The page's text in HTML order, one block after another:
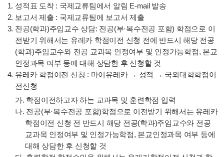
성적표 도착 : 국제교류팀에서 알림 E-mail 발송
보고서 제출 : 국제교류팀에 보고서 제출
전공(학과)주임교수 상담: 전공(부·복수전공 포함) 학점으로 이
전받기 위해서는 유레카 학점이전 신청 전에 반드시 해당 전공
(학과)주임교수와 전공 교과목 인정여부 및 인정가능학점, 본교
인정과목 여부 등에 대해 상담한 후 신청할 것
유레카 학점이전 신청 : 마이유레카 → 성적 → 국외대학학점이
전신청
가. 학점이전하고자 하는 교과목 및 훈련학점 입력
나. 전공(부·복수전공 포함)학점으로 이전받기 위해서는 유레카
학점이전 신청 전 반드시 해당 전공(학과)주임교수와 전공
교과목 인정여부 및 인정가능학점, 본교인정과목 여부 등에
대해 상담한 후 신청할 것